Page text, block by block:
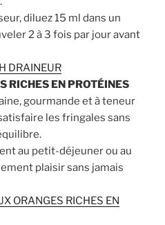
diluez 15 ml dans un
2 à 3 fois par jour avant
DRAINEUR
RICHES EN PROTÉINES
gourmande et à teneur
les fringales sans
au petit-déjeuner ou au
plaisir sans jamais
ORANGES RICHES EN